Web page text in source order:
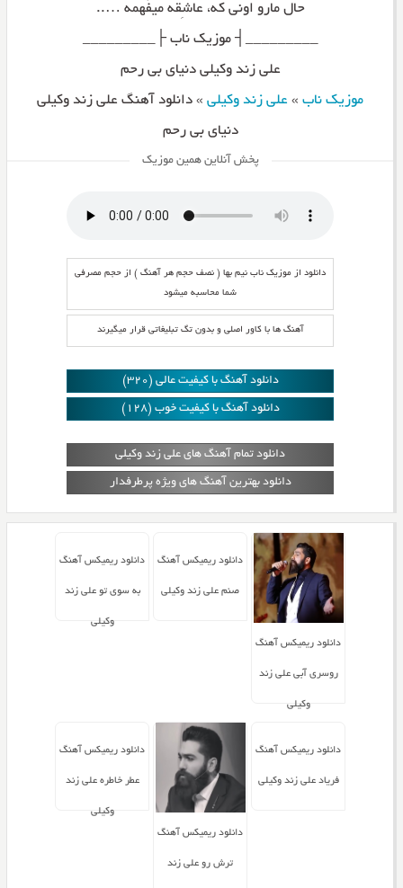
حال مارو اونی که، عاشِقه میفَهمه …..
_________┤ موزیک ناب ├_________
علی زند وکیلی دنیای بی رحم
موزیک ناب» علی زند وکیلی» دانلود آهنگ علی زند وکیلی
دنیای بی رحم
پخش آنلاین همین موزیک
دانلود از موزیک ناب نیم بها ( نصف حجم هر آهنگ ) از حجم مصرفی
شما محاسبه میشود
آهنگ ها با کاور اصلی و بدون تگ تبلیغاتی قرار میگیرند
دانلود آهنگ با کیفیت عالی (320)
دانلود آهنگ با کیفیت خوب (128)
دانلود تمام آهنگ های علی زند وکیلی
دانلود بهترین آهنگ های ویژه پرطرفدار
دانلود ریمیکس آهنگ
روسری آبی علی زند
وکیلی
دانلود ریمیکس آهنگ
صنم علی زند وکیلی
دانلود ریمیکس آهنگ
به سوی تو علی زند
وکیلی
دانلود ریمیکس آهنگ
فریاد علی زند وکیلی
دانلود ریمیکس آهنگ
ترش رو علی زند
دانلود ریمیکس آهنگ
عطر خاطره علی زند
وکیلی